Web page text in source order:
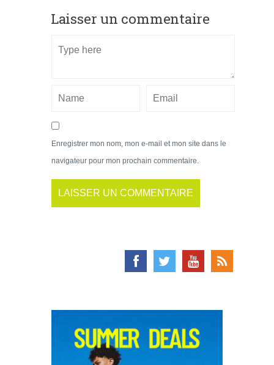
Laisser un commentaire
Enregistrer mon nom, mon e-mail et mon site dans le
navigateur pour mon prochain commentaire.